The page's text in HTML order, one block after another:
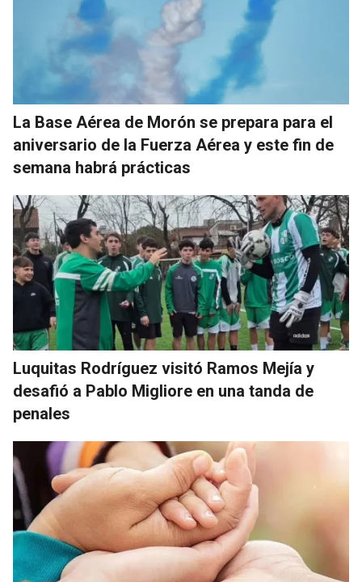
La Base Aérea de Morón se prepara para el
aniversario de la Fuerza Aérea y este fin de
semana habrá prácticas
Luquitas Rodríguez visitó Ramos Mejía y
desafió a Pablo Migliore en una tanda de
penales